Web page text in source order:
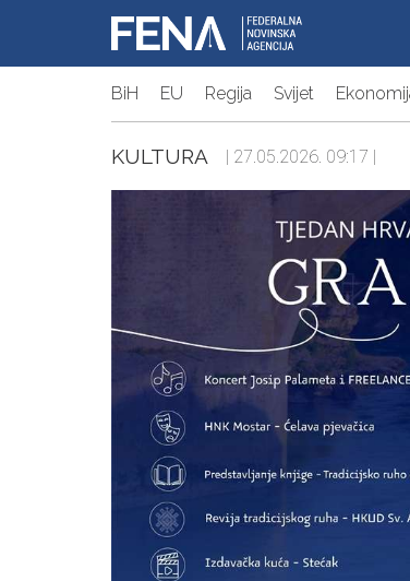
BiH EU Regija Svijet
KULTURA | 27.05.2026. 09:17 |